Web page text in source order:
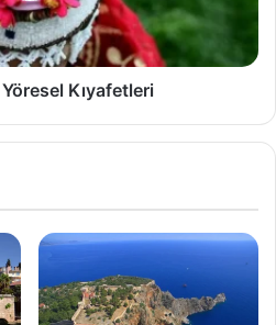
Kıyafetleri